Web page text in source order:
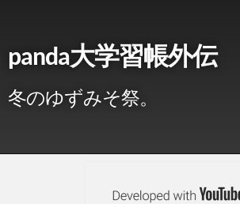
panda大学習帳外伝
冬のゆずみそ祭。